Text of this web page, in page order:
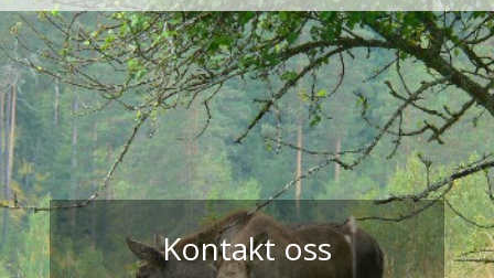
Kontakt oss